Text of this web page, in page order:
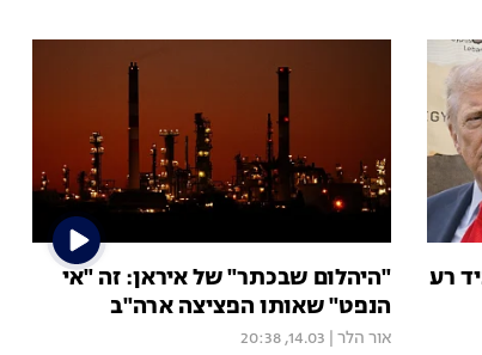
רע
"היהלום שבכתר" של איראן: זה "אי
הנפט" שאותו הפציצה ארה"ב
אור הלר 14.03, 20:38